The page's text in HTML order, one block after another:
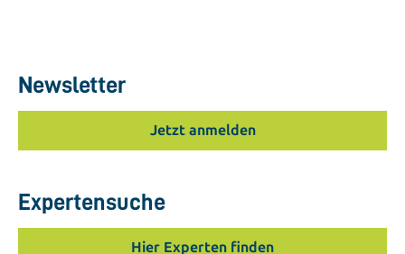
Newsletter
Jetzt anmelden
Expertensuche
Hier Experten finden